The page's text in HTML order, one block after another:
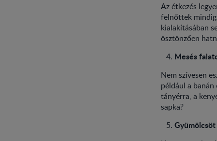
Az étkezés
felnőttek mindig
kialakításában
ösztönzően
Mesés
Nem szívesen
például a banán
tányérra, a
sapka?
Gyümölcsöt